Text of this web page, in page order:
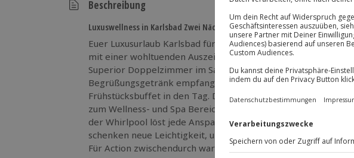
Beschreibung
Luxuswellness in Karlsbad Zwei Nächte Auszeit
Euer Luxusurlaub Karlsbad für 2 (2 Nächte) verbindet
mit einer wohltuenden Auszeit in Karlsbad. Ihr verbringt 2
Superior Doppelzimmer im Savoy Westend Karlsbad, werdet
Begrüßungsgetränk empfangen und startet entspannt am
Frühstücksbuffet in den Tag. Danach lockt der freie,
zum Wellness- und Spa Bereich: Im 25 m Pool findet ihr euren
der Whirlpool löst jede Anspannung, Finnische Sauna und
schenken neue Leichtigkeit, und der Kneippmassageweg
Für Action zwischendurch wartet das Fitness Center. Als